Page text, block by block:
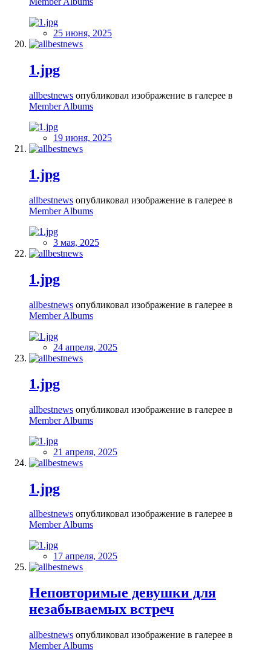
25 июня, 2025
1.jpg
allbestnews опубликовал изображение в галерее в
Member Albums
19 июня, 2025
1.jpg
allbestnews опубликовал изображение в галерее в
Member Albums
3 мая, 2025
1.jpg
allbestnews опубликовал изображение в галерее в
Member Albums
24 апреля, 2025
1.jpg
allbestnews опубликовал изображение в галерее в
Member Albums
21 апреля, 2025
1.jpg
allbestnews опубликовал изображение в галерее в
Member Albums
17 апреля, 2025
Неповторимые девушки для
незабываемых встреч
allbestnews опубликовал изображение в галерее в
Member Albums